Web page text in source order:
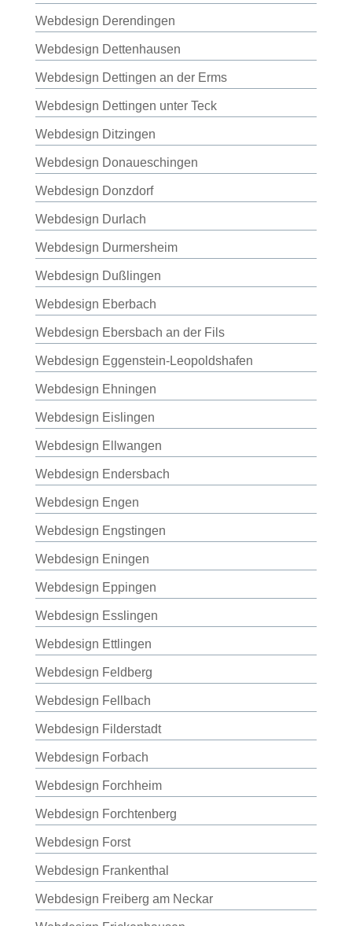
Webdesign Derendingen
Webdesign Dettenhausen
Webdesign Dettingen an der Erms
Webdesign Dettingen unter Teck
Webdesign Ditzingen
Webdesign Donaueschingen
Webdesign Donzdorf
Webdesign Durlach
Webdesign Durmersheim
Webdesign Dußlingen
Webdesign Eberbach
Webdesign Ebersbach an der Fils
Webdesign Eggenstein-Leopoldshafen
Webdesign Ehningen
Webdesign Eislingen
Webdesign Ellwangen
Webdesign Endersbach
Webdesign Engen
Webdesign Engstingen
Webdesign Eningen
Webdesign Eppingen
Webdesign Esslingen
Webdesign Ettlingen
Webdesign Feldberg
Webdesign Fellbach
Webdesign Filderstadt
Webdesign Forbach
Webdesign Forchheim
Webdesign Forchtenberg
Webdesign Forst
Webdesign Frankenthal
Webdesign Freiberg am Neckar